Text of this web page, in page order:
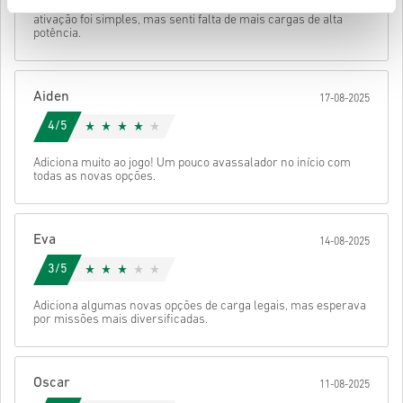
• Conclui a tua encomenda
aceder ao teu código.
ativação foi simples, mas senti falta de mais cargas de alta
potência.
Aiden 17-08-2025
4/5
Adiciona muito ao jogo! Um pouco avassalador no início com
todas as novas opções.
Eva 14-08-2025
3/5
Adiciona algumas novas opções de carga legais, mas esperava
por missões mais diversificadas.
Oscar 11-08-2025